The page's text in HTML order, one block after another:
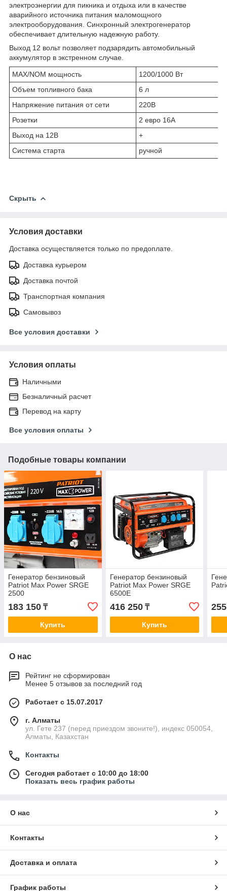
электроэнергии для пикника и отдыха или в качестве
аварийного источника питания маломощного
электрооборудования. Синхронный электрогенератор
обеспечивает длительную надежную работу.
Выход 12 вольт позволяет подзарядить автомобильный
аккумулятор в экстренном случае.
МАХ/NOM мощность
1200/1000 Вт
Объем топливного бака
6 л
Напряжение питания от сети
220В
Розетки
2 евро 16А
Выход на 12В
+
Система старта
ручной
Скрыть
Условия доставки
Доставка осуществляется только по предоплате.
Доставка курьером
Доставка почтой
Транспортная компания
Самовывоз
Все условия доставки
Условия оплаты
Наличными
Безналичный расчет
Перевод на карту
Все условия оплаты
Подобные товары компании
Генератор бензиновый
Patriot Max Power SRGE
2500
183 150 ₸
Купить
Генератор бензиновый
Patriot Max Power SRGE
6500Е
416 250₸
Купить
О нас
Рейтинг не сформирован
Менее 5 отзывов за последний год
Работает с 15.07.2017
г. Алматы
ул. Гете 237 (перед приездом звоните!), индекс 050054,
Алматы, Казахстан
Контакты
Сегодня работает с 10:00 до 18:00
Показать весь график работы
О нас
Контакты
Доставка и оплата
График работы